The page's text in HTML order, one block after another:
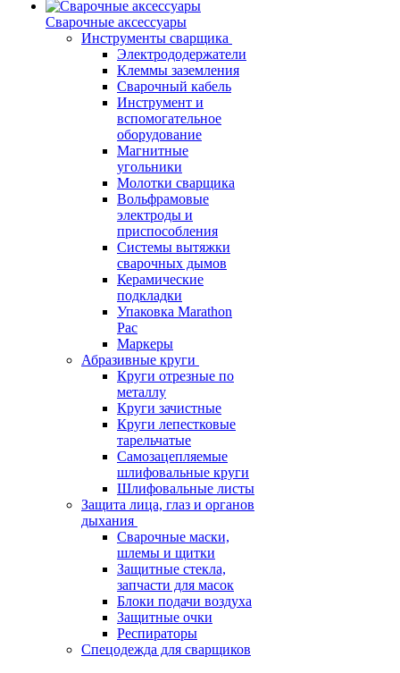
Сварочные аксессуары
Инструменты сварщика
Электрододержатели
Клеммы заземления
Сварочный кабель
Инструмент и
вспомогательное
оборудование
Магнитные
угольники
Молотки сварщика
Вольфрамовые
электроды и
приспособления
Системы вытяжки
сварочных дымов
Керамические
подкладки
Упаковка Marathon
Pac
Маркеры
Абразивные круги
Круги отрезные по
металлу
Круги зачистные
Круги лепестковые
тарельчатые
Самозацепляемые
шлифовальные круги
Шлифовальные листы
Защита лица, глаз и органов
дыхания
Сварочные маски,
шлемы и щитки
Защитные стекла,
запчасти для масок
Блоки подачи воздуха
Защитные очки
Респираторы
Спецодежда для сварщиков